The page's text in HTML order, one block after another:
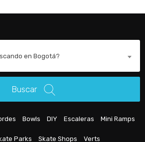
en Bogotá?
Buscar
Bowls DIY Escaleras Mini Ramps
Parks Skate Shops Verts